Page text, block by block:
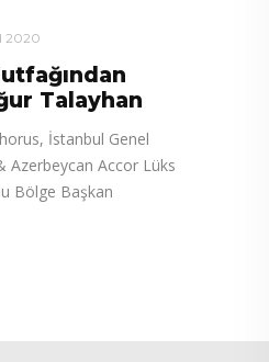
2020
Talayhan
İstanbul Genel
Azerbeycan Accor Lüks
Bölge Başkan